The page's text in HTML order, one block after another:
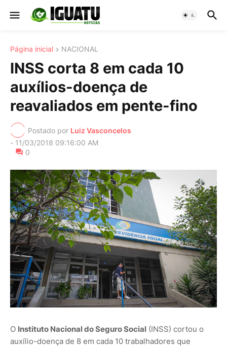
Página inicial NACIONAL
INSS corta 8 em cada 10
auxílios-doença de
reavaliados em pente-fino
Postado por Luiz Vasconcelos
- 11/03/2018 09:16:00 AM
0
O Instituto Nacional do Seguro Social (INSS) cortou o
auxílio-doença de 8 em cada 10 trabalhadores que